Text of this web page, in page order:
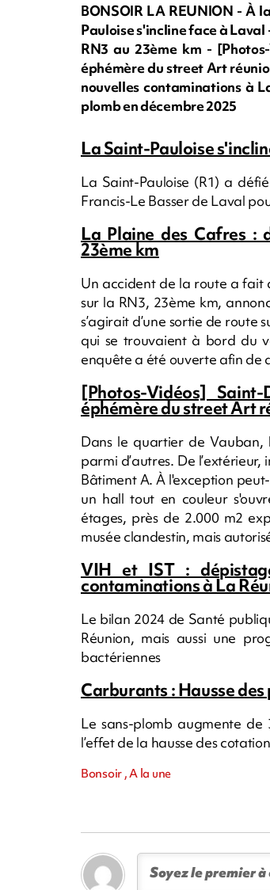
BONSOIR LA REUNION - À
Pauloise s'incline face à Laval
RN3 au 23ème km -
éphémère du street Art
nouvelles contaminations à
plomb en décembre 2025
La Saint-Pauloise
La Saint-Pauloise (R1) a
Francis-Le Basser de Laval
La Plaine des Cafres :
23ème km
Un accident de la route a fait
sur la RN3, 23ème km,
s’agirait d’une sortie de route
qui se trouvaient à bord du
enquête a été ouverte afin de
[Photos-Vidéos]
éphémère du street Art
Dans le quartier de Vauban,
parmi d’autres. De
Bâtiment A. À l'exception
un hall tout en couleur
étages, près de 2.000 m2
musée clandestin, mais
VIH et IST :
contaminations à La
Le bilan 2024 de Santé
Réunion, mais aussi une
bactériennes
Carburants : Hausse
Le sans-plomb augmente
l’effet de la hausse des
Bonsoir , A la une